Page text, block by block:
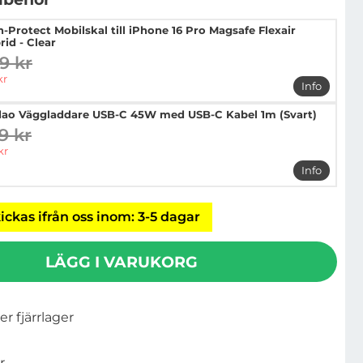
Protect Mobilskal till iPhone 16 Pro Magsafe Flexair
- Clear
pris
kr
Info
mer info
Väggladdare USB-C 45W med USB-C Kabel 1m (Svart)
pris
kr
Info
mer info
ifrån oss inom: 3-5 dagar
LÄGG I VARUKORG
fjärrlager